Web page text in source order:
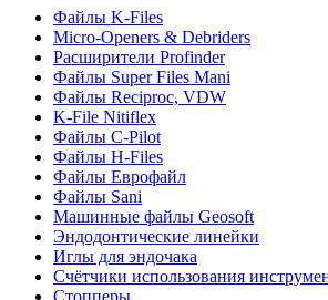
Файлы K-Files
Micro-Openers & Debriders
Расширители Profinder
Файлы Super Files Mani
Файлы Reciproc, VDW
K-File Nitiflex
Файлы C-Pilot
Файлы H-Files
Файлы Еврофайл
Файлы Sani
Машинные файлы Geosoft
Эндодонтические линейки
Иглы для эндочака
Счётчики использования
Стопперы